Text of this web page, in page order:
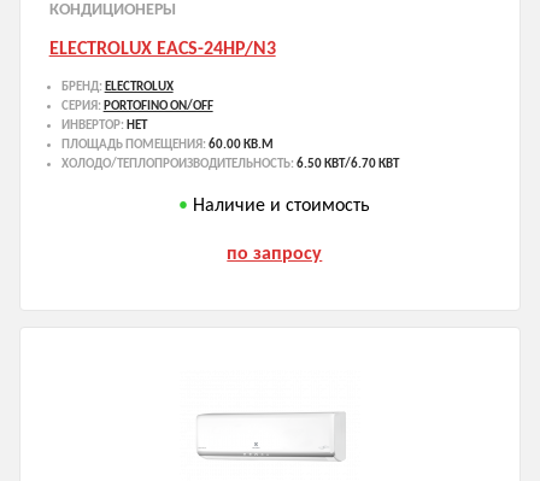
КОНДИЦИОНЕРЫ
ELECTROLUX EACS-24HP/N3
БРЕНД: ELECTROLUX
СЕРИЯ: PORTOFINO ON/OFF
ИНВЕРТОР: НЕТ
ПЛОЩАДЬ ПОМЕЩЕНИЯ: 60.00 КВ.М
ХОЛОДО/ТЕПЛОПРОИЗВОДИТЕЛЬНОСТЬ: 6.50 КВТ/6.70 КВТ
Наличие и стоимость
по запросу